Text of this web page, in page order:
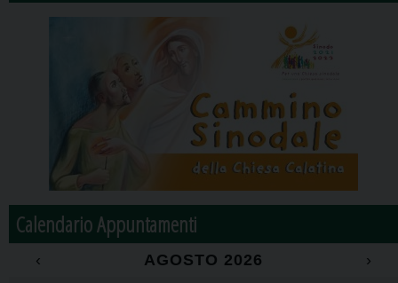
Calendario Appuntamenti
‹ AGOSTO 2026
›